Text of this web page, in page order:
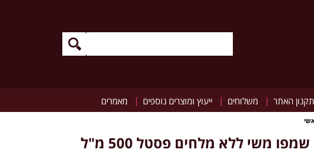
תקנון האתר | משלוחים | ייעוץ ומוצרים נוספים | מאמרים
שמפו משי ללא מלחים פסטל 500 מ"ל